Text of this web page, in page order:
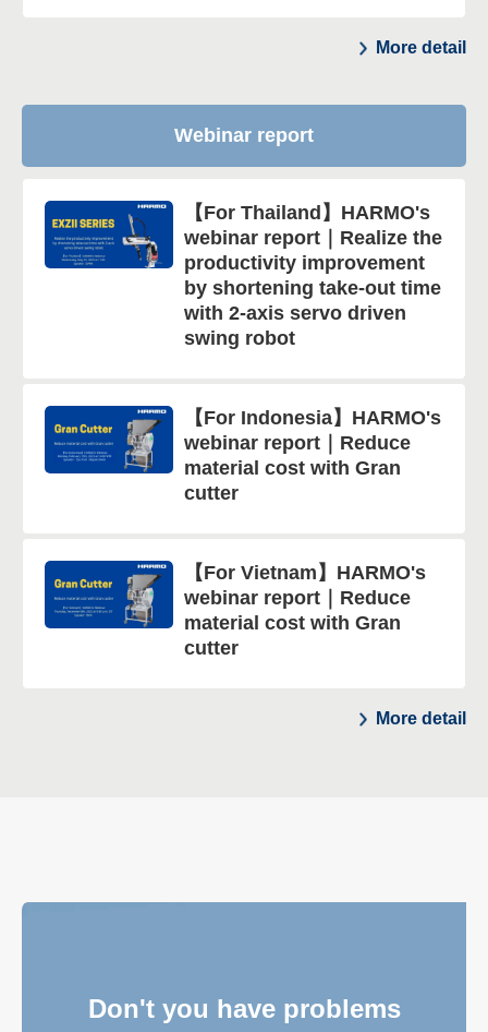
More detail
Webinar report
【For Thailand】HARMO's
webinar report｜Realize the
productivity improvement
by shortening take-out time
with 2-axis servo driven
swing robot
【For Indonesia】HARMO's
webinar report｜Reduce
material cost with Gran
cutter
【For Vietnam】HARMO's
webinar report｜Reduce
material cost with Gran
cutter
More detail
Don't you have problems